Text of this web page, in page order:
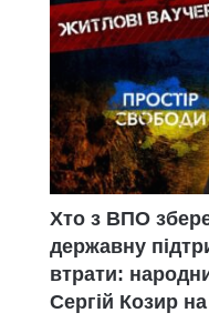
Хто з ВПО
державну
втрати:
Сергій Козир